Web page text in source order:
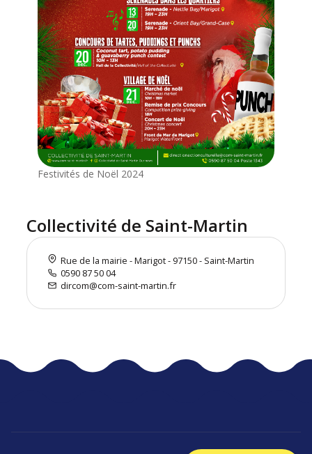
Festivités de Noël 2024
Collectivité de Saint-Martin
Rue de la mairie - Marigot - 97150 - Saint-Martin
0590 87 50 04
dircom@com-saint-martin.fr